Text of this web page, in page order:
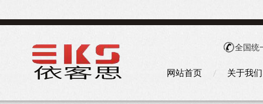
全国统
网站首页 关于我们